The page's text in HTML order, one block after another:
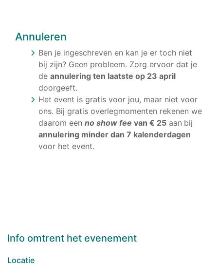
Annuleren
Ben je ingeschreven en kan je er toch niet
bij zijn? Geen probleem. Zorg ervoor dat je
de annulering ten laatste op 23 april
doorgeeft.
Het event is gratis voor jou, maar niet voor
ons. Bij gratis overlegmomenten rekenen we
daarom een no show fee van € 25 aan bij
annulering minder dan 7 kalenderdagen
voor het event.
Info omtrent het evenement
Locatie